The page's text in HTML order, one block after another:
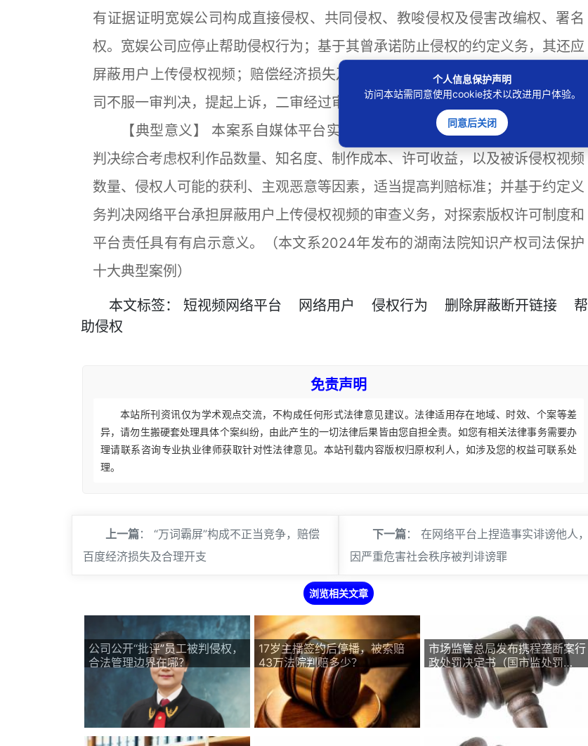
有证据证明宽娱公司构成直接侵权、共同侵权、教唆侵权及侵害改编权、署名
权。宽娱公司应停止帮助侵权行为；基于其曾承诺防止侵权的约定义务，其还应
屏蔽用户上传侵权视频；赔偿经济损失及合理维权费用共计1000万元。宽娱公
司不服一审判决，提起上诉，二审经过审理驳回上诉，维持原判。
【典型意义】 本案系自媒体平台实施帮助侵权承担高额赔偿的典型案例。
判决综合考虑权利作品数量、知名度、制作成本、许可收益，以及被诉侵权视频
数量、侵权人可能的获利、主观恶意等因素，适当提高判赔标准；并基于约定义
务判决网络平台承担屏蔽用户上传侵权视频的审查义务，对探索版权许可制度和
平台责任具有有启示意义。（本文系2024年发布的湖南法院知识产权司法保护
十大典型案例）
本文标签： 短视频网络平台 网络用户 侵权行为 删除屏蔽断开链接
帮
助侵权
免责声明
本站所刊资讯仅为学术观点交流，不构成任何形式法律意见建议。法律适用存在地域、时效、个案等差
异，请勿生搬硬套处理具体个案纠纷，由此产生的一切法律后果皆由您自担全责。如您有相关法律事务需要办
理请联系咨询专业执业律师获取针对性法律意见。本站刊载内容版权归原权利人，如涉及您的权益可联系处
理。
上一篇： “万词霸屏”构成不正当竞争，赔偿
百度经济损失及合理开支
下一篇： 在网络平台上捏造事实诽谤他人，
因严重危害社会秩序被判诽谤罪
浏览相关文章
公司公开“批评”员工被判侵权，
合法管理边界在哪？
17岁主播签约后停播，被索赔
43万法院判赔多少？
市场监管总局发布携程垄断案行
政处罚决定书（国市监处罚
〔2026〕29号）
个人信息保护声明
访问本站需同意使用cookie技术以改进用户体验。
同意后关闭